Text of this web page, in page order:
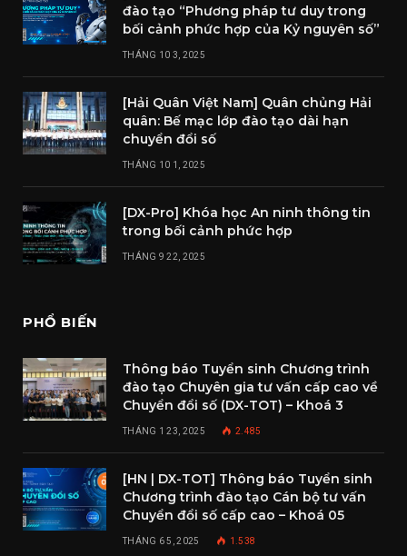
đào tạo “Phương pháp tư duy trong
bối cảnh phức hợp của Kỷ nguyên số”
THÁNG 10 3, 2025
[Hải Quân Việt Nam] Quân chủng Hải
quân: Bế mạc lớp đào tạo dài hạn
chuyển đổi số
THÁNG 10 1, 2025
[DX-Pro] Khóa học An ninh thông tin
trong bối cảnh phức hợp
THÁNG 9 22, 2025
PHỔ BIẾN
Thông báo Tuyển sinh Chương trình
đào tạo Chuyên gia tư vấn cấp cao về
Chuyển đổi số (DX-TOT) – Khoá 3
THÁNG 1 23, 2025 2.485
[HN | DX-TOT] Thông báo Tuyển sinh
Chương trình đào tạo Cán bộ tư vấn
Chuyển đổi số cấp cao – Khoá 05
THÁNG 6 5, 2025 1.538